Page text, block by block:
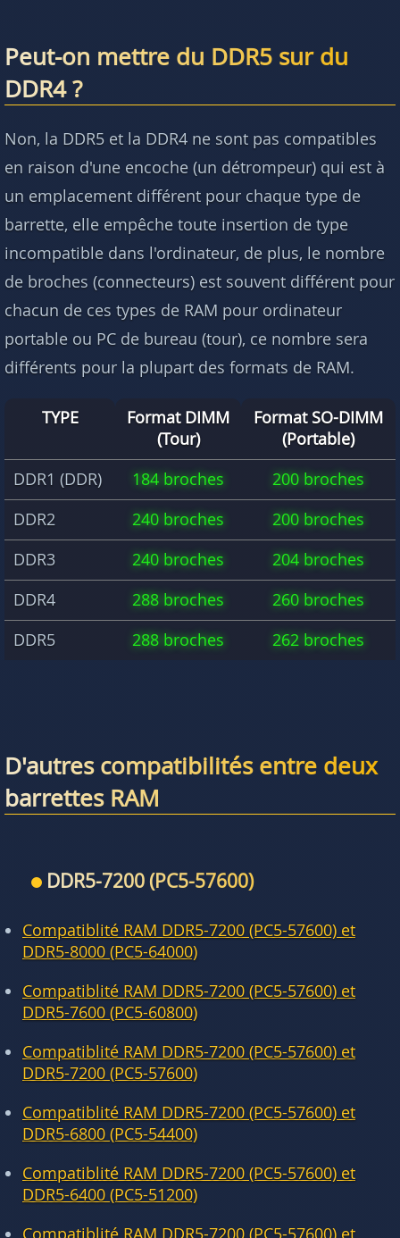
Peut-on mettre du DDR5 sur du
DDR4 ?
Non, la DDR5 et la DDR4 ne sont pas compatibles
en raison d'une encoche (un détrompeur) qui est à
un emplacement différent pour chaque type de
barrette, elle empêche toute insertion de type
incompatible dans l'ordinateur, de plus, le nombre
de broches (connecteurs) est souvent différent pour
chacun de ces types de RAM pour ordinateur
portable ou PC de bureau (tour), ce nombre sera
différents pour la plupart des formats de RAM.
TYPE
Format DIMM
(Tour)
Format SO-DIMM
(Portable)
DDR1 (DDR)
184 broches
200 broches
DDR2
240 broches
200 broches
DDR3
240 broches
204 broches
DDR4
288 broches
260 broches
DDR5
288 broches 262 broches
D'autres compatibilités entre deux
barrettes RAM
DDR5-7200 (PC5-57600)
Compatiblité RAM DDR5-7200 (PC5-57600) et
DDR5-8000 (PC5-64000)
Compatiblité RAM DDR5-7200 (PC5-57600) et
DDR5-7600 (PC5-60800)
Compatiblité RAM DDR5-7200 (PC5-57600) et
DDR5-7200 (PC5-57600)
Compatiblité RAM DDR5-7200 (PC5-57600) et
DDR5-6800 (PC5-54400)
Compatiblité RAM DDR5-7200 (PC5-57600) et
DDR5-6400 (PC5-51200)